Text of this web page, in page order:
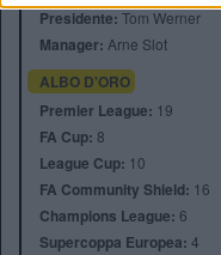
Presidente: Tom Werner
Manager: Arne Slot
ALBO D'ORO
Premier League: 19
FA Cup: 8
League Cup: 10
FA Community Shield: 16
Champions League: 6
Supercoppa Europea: 4